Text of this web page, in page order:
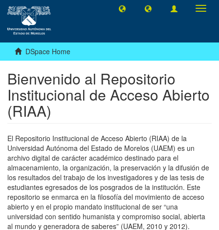
DSpace Home
Bienvenido al Repositorio
Institucional de Acceso Abierto
(RIAA)
El Repositorio Institucional de Acceso Abierto (RIAA) de la
Universidad Autónoma del Estado de Morelos (UAEM) es un
archivo digital de carácter académico destinado para el
almacenamiento, la organización, la preservación y la difusión de
los resultados del trabajo de los investigadores y de las tesis de
estudiantes egresados de los posgrados de la institución. Este
repositorio se enmarca en la filosofía del movimiento de acceso
abierto y en el propio mandato institucional de ser “una
universidad con sentido humanista y compromiso social, abierta
al mundo y generadora de saberes” (UAEM, 2010 y 2012).